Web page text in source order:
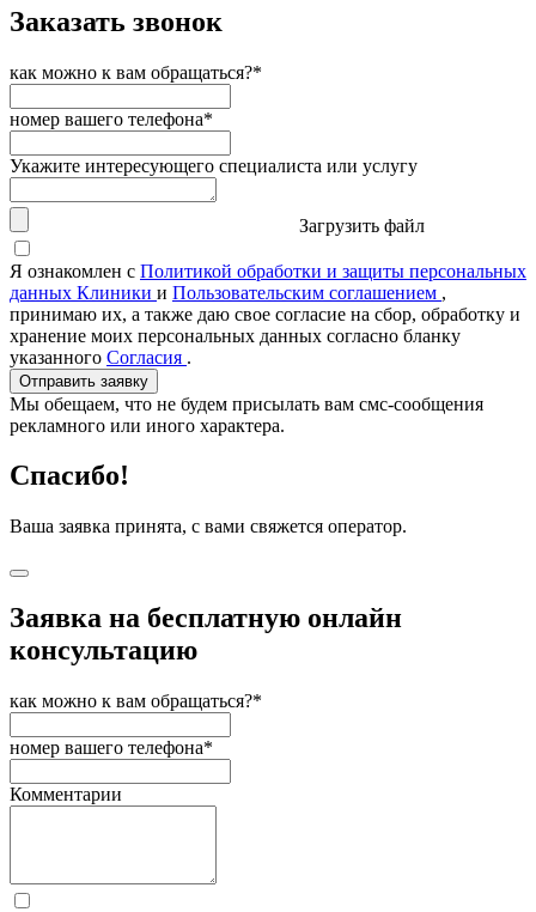
Заказать звонок
как можно к вам обращаться?*
номер вашего телефона*
Укажите интересующего специалиста или услугу
Загрузить файл
Я ознакомлен с Политикой обработки и защиты персональных
данных Клиники и Пользовательским соглашением ,
принимаю их, а также даю свое согласие на сбор, обработку и
хранение моих персональных данных согласно бланку
указанного Согласия .
Отправить заявку
Мы обещаем, что не будем присылать вам смс-сообщения
рекламного или иного характера.
Спасибо!
Ваша заявка принята, с вами свяжется оператор.
Заявка на бесплатную онлайн
консультацию
как можно к вам обращаться?*
номер вашего телефона*
Комментарии